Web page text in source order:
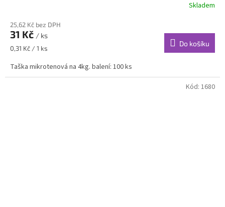
Skladem
25,62 Kč bez DPH
31 Kč / ks
Měrná
0,31 Kč / 1 ks
Do košíku
Taška mikrotenová na 4kg. balení: 100 ks
Kód: 1680